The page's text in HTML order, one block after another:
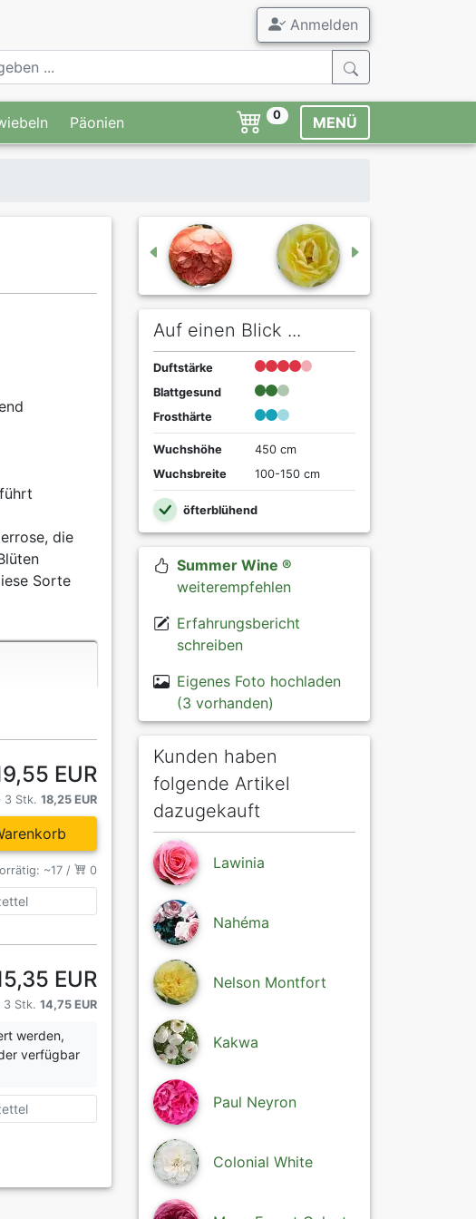
Anmelden
Päonien 0 MENÜ
die
Sorte
EUR
3 Stk. 18,25 EUR
~17 / 0
EUR
3 Stk. 14,75 EUR
werden,
verfügbar
Auf einen Blick ...
Duftstärke
Blattgesund
Frosthärte
Wuchshöhe
450 cm
Wuchsbreite
100-150 cm
öfterblühend
Summer Wine ®
weiterempfehlen
Erfahrungsbericht
schreiben
Eigenes Foto hochladen
(3 vorhanden)
Kunden haben
folgende Artikel
dazugekauft
Lawinia
Nahéma
Nelson Montfort
Kakwa
Paul Neyron
Colonial White